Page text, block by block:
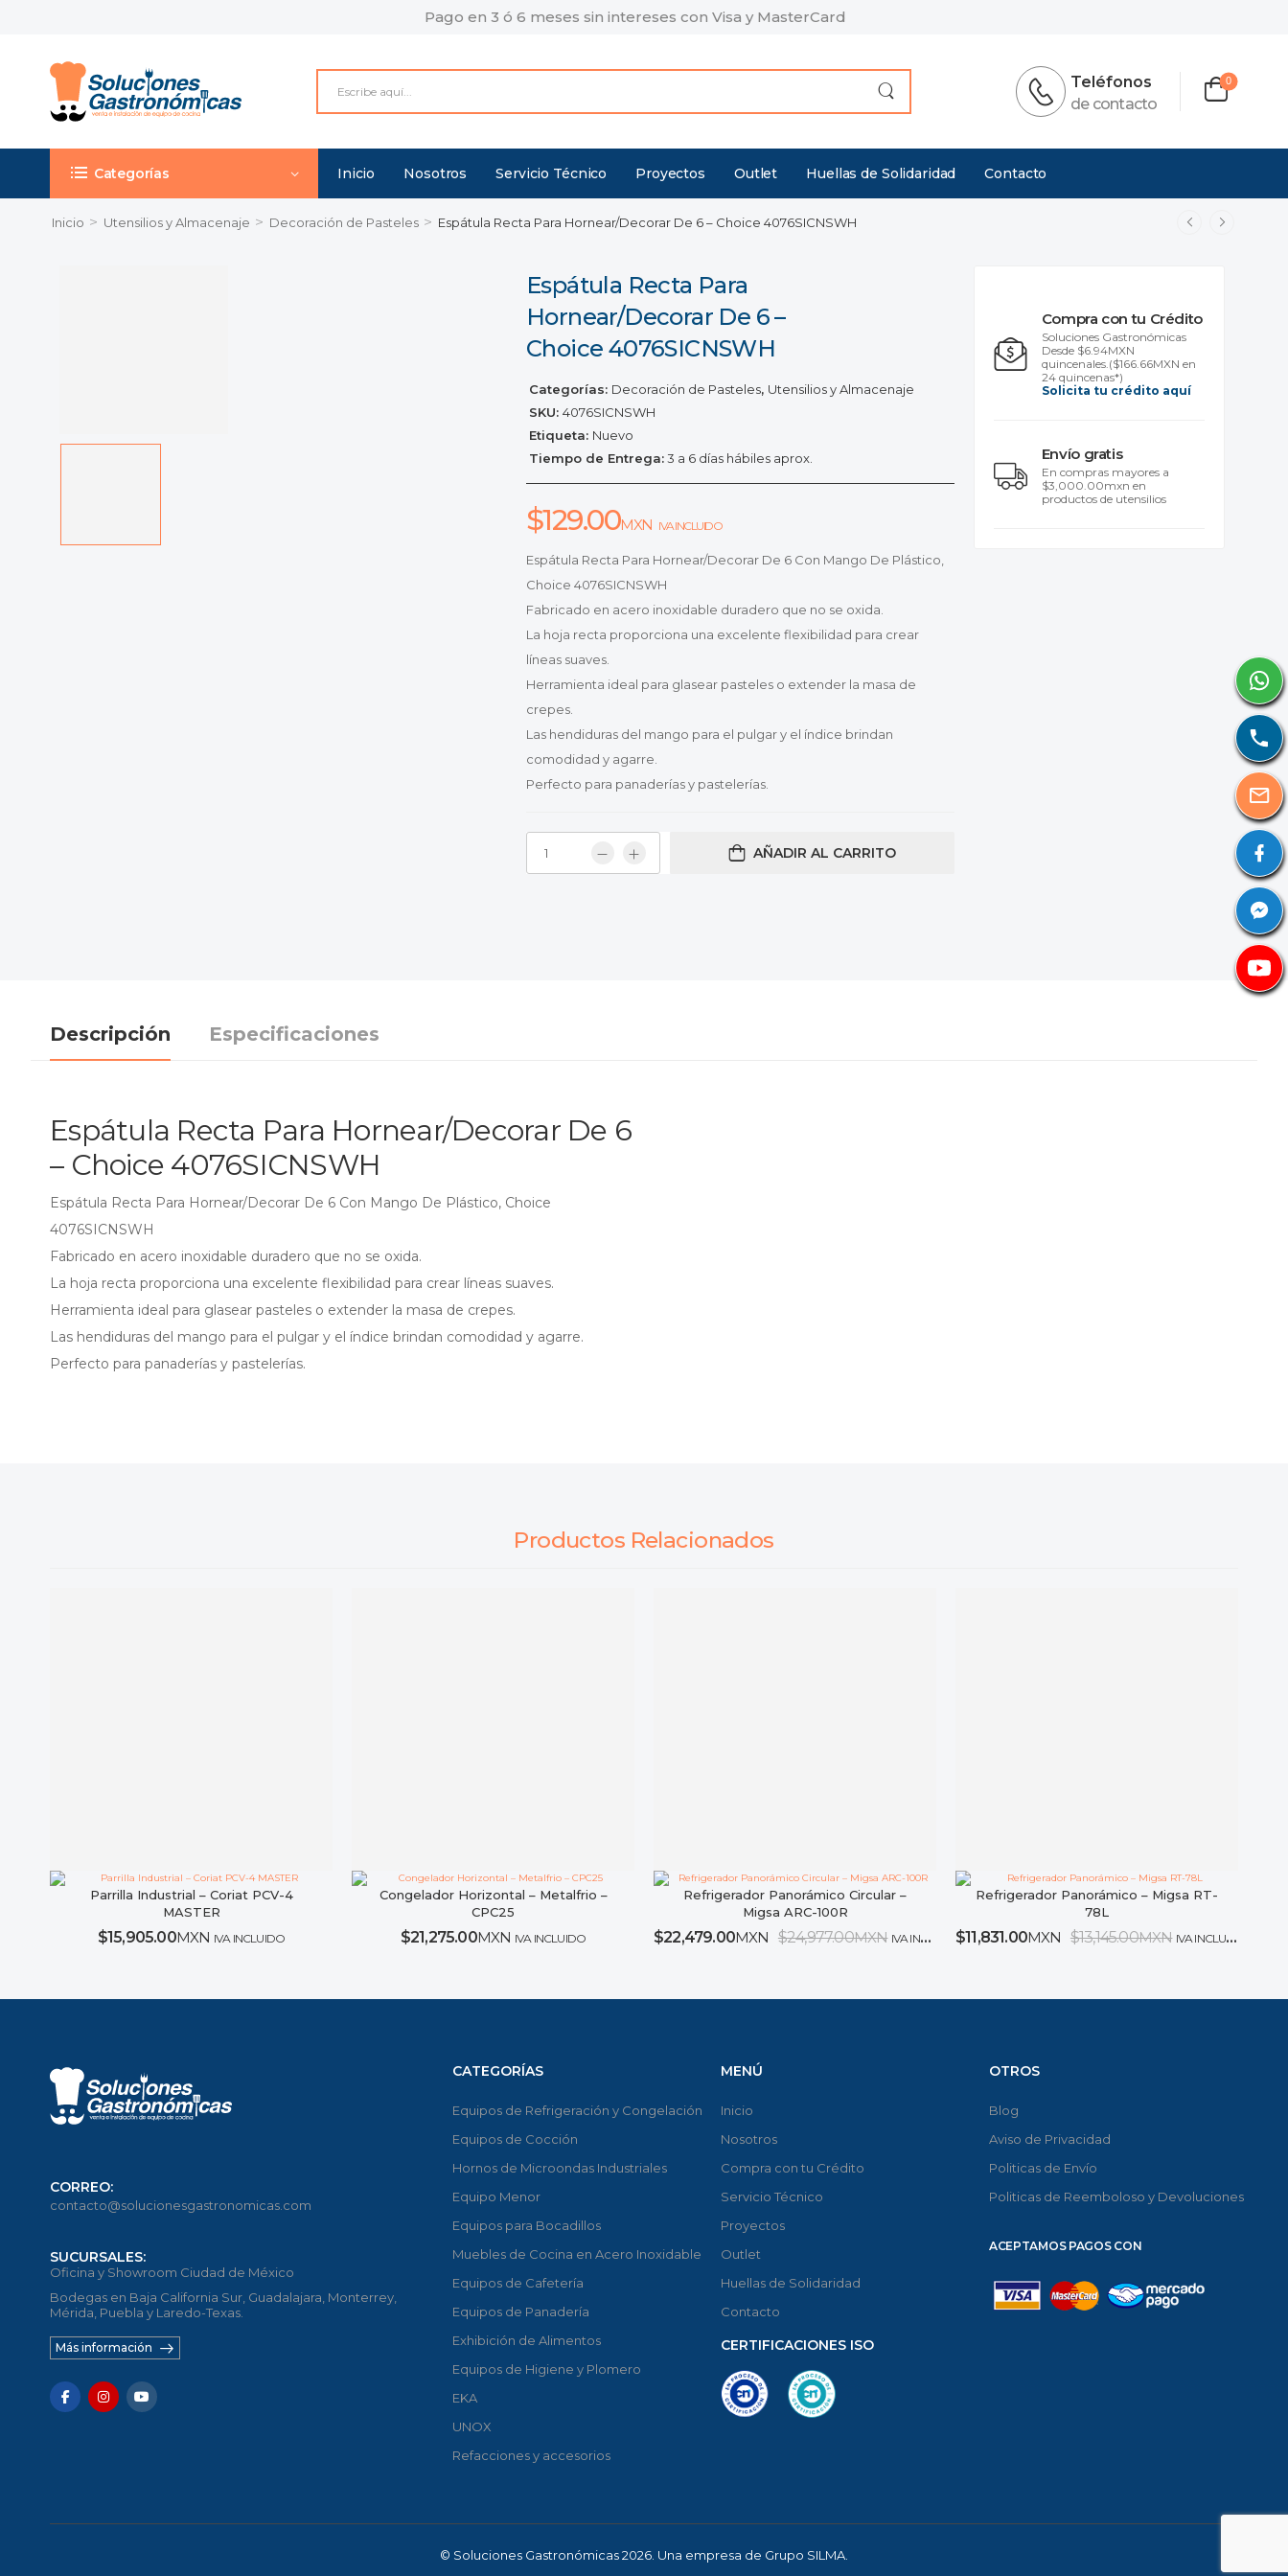
Pago en 3 ó 6 meses sin intereses con Visa y MasterCard
Teléfonos
de contacto
0
Categorías Inicio Nosotros Servicio Técnico Proyectos Outlet Huellas de Solidaridad Contacto
Inicio > Utensilios y Almacenaje > Decoración de Pasteles > Espátula Recta Para Hornear/Decorar De 6 – Choice 4076SICNSWH
Espátula Recta Para
Hornear/Decorar De 6 –
Choice 4076SICNSWH
Categorías: Decoración de Pasteles, Utensilios y Almacenaje
SKU: 4076SICNSWH
Etiqueta: Nuevo
Tiempo de Entrega:3 a 6 días hábiles aprox.
$129.00MXN IVA INCLUIDO
Espátula Recta Para Hornear/Decorar De 6 Con Mango De Plástico,
Choice 4076SICNSWH
Fabricado en acero inoxidable duradero que no se oxida.
La hoja recta proporciona una excelente flexibilidad para crear
líneas suaves.
Herramienta ideal para glasear pasteles o extender la masa de
crepes.
Las hendiduras del mango para el pulgar y el índice brindan
comodidad y agarre.
Perfecto para panaderías y pastelerías.
AÑADIR AL CARRITO
Compra con tu Crédito
Soluciones Gastronómicas
Desde $6.94MXN
quincenales.($166.66MXN en
24 quincenas*)
Solicita tu crédito aquí
Envío gratis
En compras mayores a
$3,000.00mxn en
productos de utensilios
Descripción Especificaciones
Espátula Recta Para Hornear/Decorar De 6
– Choice 4076SICNSWH
Espátula Recta Para Hornear/Decorar De 6 Con Mango De Plástico, Choice
4076SICNSWH
Fabricado en acero inoxidable duradero que no se oxida.
La hoja recta proporciona una excelente flexibilidad para crear líneas suaves.
Herramienta ideal para glasear pasteles o extender la masa de crepes.
Las hendiduras del mango para el pulgar y el índice brindan comodidad y agarre.
Perfecto para panaderías y pastelerías.
Productos Relacionados
Parrilla Industrial – Coriat PCV-4
MASTER
$15,905.00MXN IVA INCLUIDO
Congelador Horizontal – Metalfrio –
CPC25
$21,275.00MXN IVA INCLUIDO
Refrigerador Panorámico Circular –
Migsa ARC-100R
$22,479.00MXN $24,977.00MXN IVA INCLUIDO
Refrigerador Panorámico – Migsa RT-
78L
$11,831.00MXN $13,145.00MXN IVA INCLUIDO
CORREO:
contacto@solucionesgastronomicas.com
SUCURSALES:
Oficina y Showroom Ciudad de México
Bodegas en Baja California Sur, Guadalajara, Monterrey,
Mérida, Puebla y Laredo-Texas.
Más información
CATEGORÍAS
Equipos de Refrigeración y Congelación
Equipos de Cocción
Hornos de Microondas Industriales
Equipo Menor
Equipos para Bocadillos
Muebles de Cocina en Acero Inoxidable
Equipos de Cafetería
Equipos de Panadería
Exhibición de Alimentos
Equipos de Higiene y Plomero
EKA
UNOX
Refacciones y accesorios
MENÚ
Inicio
Nosotros
Compra con tu Crédito
Servicio Técnico
Proyectos
Outlet
Huellas de Solidaridad
Contacto
CERTIFICACIONES ISO
OTROS
Blog
Aviso de Privacidad
Politicas de Envío
Politicas de Reemboloso y Devoluciones
ACEPTAMOS PAGOS CON
© Soluciones Gastronómicas 2026. Una empresa de Grupo SILMA.